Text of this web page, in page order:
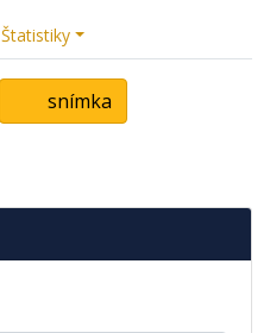
Štatistiky
snímka